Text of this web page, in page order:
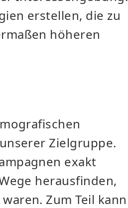
erstellen, die zu
höheren
Zielgruppe.
exakt
herausfinden,
Zum Teil kann